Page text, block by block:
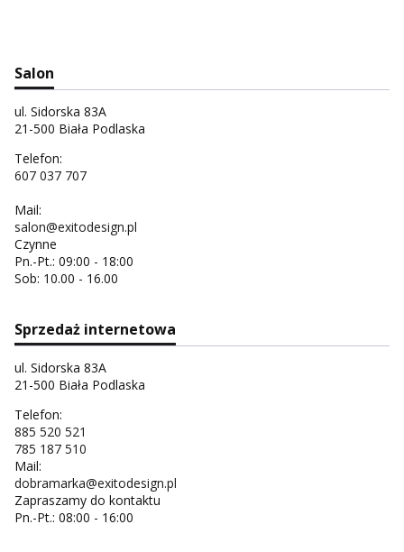
Salon
ul. Sidorska 83A
21-500 Biała Podlaska
Telefon:
607 037 707
Mail:
salon@exitodesign.pl
Czynne
Pn.-Pt.: 09:00 - 18:00
Sob: 10.00 - 16.00
Sprzedaż internetowa
ul. Sidorska 83A
21-500 Biała Podlaska
Telefon:
885 520 521
785 187 510
Mail:
dobramarka@exitodesign.pl
Zapraszamy do kontaktu
Pn.-Pt.: 08:00 - 16:00